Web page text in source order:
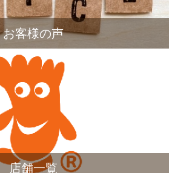
お客様の声
店舗一覧